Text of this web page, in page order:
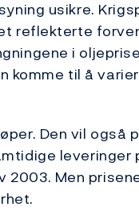
usikre.
reflekterte
i
komme til å
Den vil også
leveringer
2003. Men